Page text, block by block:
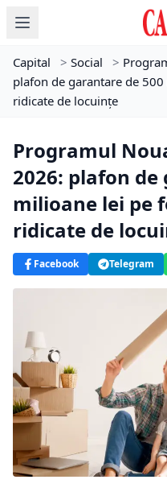
Capital > Social >
plafon de garantare de
ridicate de locuințe
Programul
2026: plafon
milioane lei pe
ridicate de
Facebook Telegram